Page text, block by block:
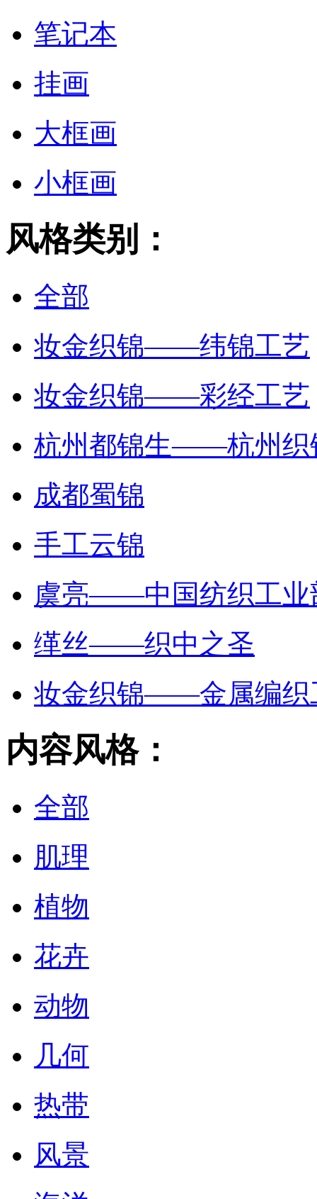
笔记本
挂画
大框画
小框画
风格类别：
全部
妆金织锦——纬锦工艺
妆金织锦——彩经工艺
杭州都锦生——杭州织
成都蜀锦
手工云锦
虞亮——中国纺织工业
缂丝——织中之圣
妆金织锦——金属编织
内容风格：
全部
肌理
植物
花卉
动物
几何
热带
风景